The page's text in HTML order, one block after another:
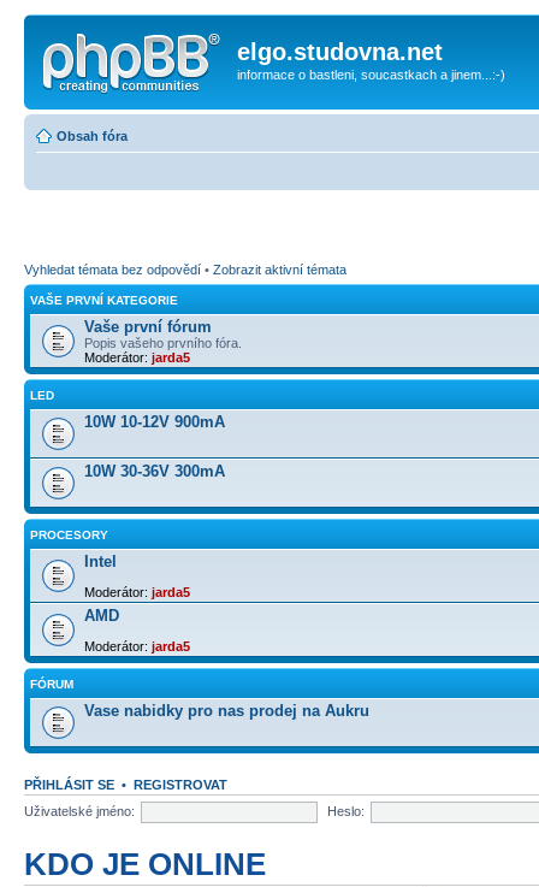
elgo.studovna.net
informace o bastleni, soucastkach a jinem...:-)
Obsah fóra
Vyhledat témata bez odpovědí • Zobrazit aktivní témata
VAŠE PRVNÍ KATEGORIE
Vaše první fórum
Popis vašeho prvního fóra.
Moderátor: jarda5
LED
10W 10-12V 900mA
10W 30-36V 300mA
PROCESORY
Intel
Moderátor: jarda5
AMD
Moderátor: jarda5
FÓRUM
Vase nabidky pro nas prodej na Aukru
PŘIHLÁSIT SE • REGISTROVAT
Uživatelské jméno:
Heslo:
KDO JE ONLINE